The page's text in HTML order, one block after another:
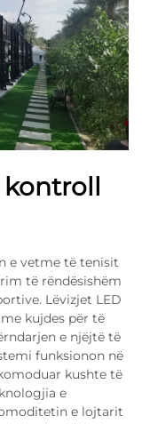
e vetme të tenisit
të rëndësishëm
Lëvizjet LED
kujdes për të
e njëjtë të
funksionon në
kushte të
e
e lojtarit